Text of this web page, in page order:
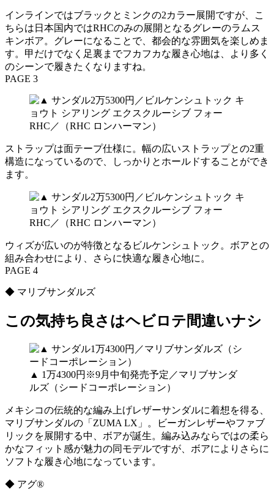
インラインではブラックとミンクの2カラー展開ですが、こ
ちらは日本国内ではRHCのみの展開となるグレーのラムス
キンボア。グレーになることで、都会的な雰囲気を楽しめま
す。甲だけでなく足裏までフカフカな履き心地は、より多く
のシーンで履きたくなりますね。
PAGE 3
ストラップは面テープ仕様に。幅の広いストラップとの2重
構造になっているので、しっかりとホールドすることができ
ます。
ウィズが広いのが特徴となるビルケンシュトック。ボアとの
組み合わせにより、さらに快適な履き心地に。
PAGE 4
◆ マリブサンダルズ
この気持ち良さはヘビロテ間違いナシ
▲ 1万4300円※9月中旬発売予定／マリブサンダ
ルズ（シードコーポレーション）
メキシコの伝統的な編み上げレザーサンダルに着想を得る、
マリブサンダルの「ZUMA LX」。ビーガンレザーやファブ
リックを展開する中、ボアが誕生。編み込みならではの柔ら
かなフィット感が魅力の同モデルですが、ボアによりさらに
ソフトな履き心地になっています。
◆ アグ®